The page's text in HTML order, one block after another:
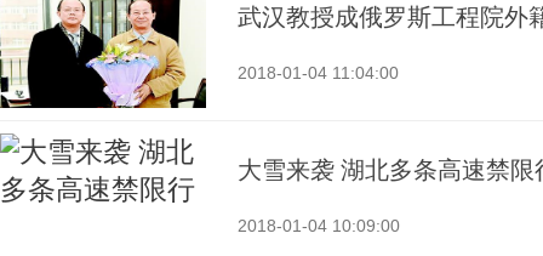
武汉教授成俄罗斯工程院外
2018-01-04 11:04:00
大雪来袭 湖北多条高速禁限
2018-01-04 10:09:00